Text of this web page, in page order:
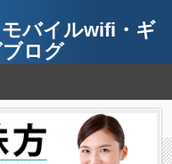
バイルwifi・ギ
ログ